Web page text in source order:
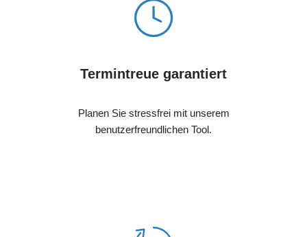
Termintreue garantiert
Planen Sie stressfrei mit unserem
benutzerfreundlichen Tool.